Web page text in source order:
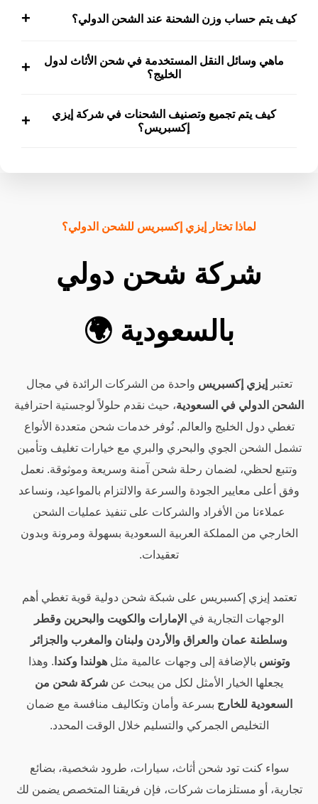
والمتطلبات النظامية.
كيف يتم حساب وزن الشحنة عند الشحن الدولي؟ +
حسب أبعاد الشحنة.
ماهي وسائل النقل المستخدمة في شحن الأثاث لدول
الخليج؟
+
الجوي حسب الحاجة.
كيف يتم تجميع وتصنيف الشحنات في شركة إيزي
إكسبريس؟
+
منظمة لضمان السلامة وتقليل التكاليف.
لماذا تختار إيزي إكسبريس للشحن الدولي؟
شركة شحن دولي
بالسعودية 🌍
تعتبر إيزي إكسبريس واحدة من الشركات الرائدة في مجال
الشحن الدولي في السعودية، حيث نقدم حلولاً لوجستية احترافية
تغطي دول الخليج والعالم. نُوفر خدمات شحن متعددة الأنواع
تشمل الشحن الجوي والبحري والبري مع خيارات تغليف وتأمين
وتتبع لحظي، لضمان رحلة شحن آمنة وسريعة وموثوقة. نعمل
وفق أعلى معايير الجودة والسرعة والالتزام بالمواعيد، ونساعد
عملاءنا من الأفراد والشركات على تنفيذ عمليات الشحن
الخارجي من المملكة العربية السعودية بسهولة ومرونة وبدون
تعقيدات.
تعتمد إيزي إكسبريس على شبكة شحن دولية قوية تغطي أهم
الوجهات التجارية في الإمارات والكويت والبحرين وقطر
وسلطنة عمان والعراق والأردن ولبنان والمغرب والجزائر
وتونس بالإضافة إلى وجهات عالمية مثلهولندا وكندا . وهذا
يجعلها الخيار الأمثل لكل من يبحث عن شركة شحن من
السعودية للخارج بسرعة وأمان وتكاليف منافسة مع ضمان
التخليص الجمركي والتسليم خلال الوقت المحدد.
سواء كنت تود شحن أثاث، سيارات، طرود شخصية، بضائع
تجارية، أو مستلزمات شركات، فإن فريقنا المتخصص يضمن لك